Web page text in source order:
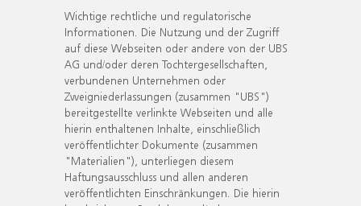
Wichtige rechtliche und regulatorische
Informationen. Die Nutzung und der Zugriff
auf diese Webseiten oder andere von der UBS
AG und/oder deren Tochtergesellschaften,
verbundenen Unternehmen oder
Zweigniederlassungen (zusammen "UBS")
bereitgestellte verlinkte Webseiten und alle
hierin enthaltenen Inhalte, einschließlich
veröffentlichter Dokumente (zusammen
"Materialien"), unterliegen diesem
Haftungsausschluss und allen anderen
veröffentlichten Einschränkungen. Die hierin